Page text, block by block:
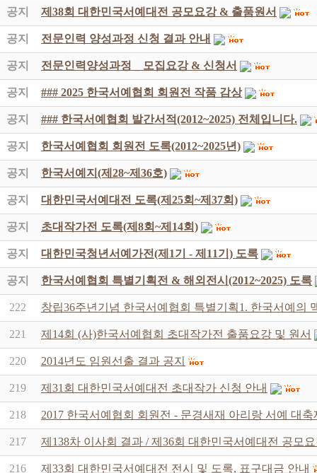
공지 제38회 대한민국서예대전 공모요강 & 출품원서
공지 전문인력 양성과정 신청 결과 안내
공지 전문인력양성과정 _ 모집요강 & 신청서
공지 ### 2025 한국서예협회 회원전 작품 감상
공지 ### 한국서예협회 발간서적(2012~2025) 전체입니다.
공지 한국서예협회 회원전 도록(2012~2025년)
공지 한국서예지(제28~제36호)
공지 대한민국서예대전 도록(제25회~제37회)
공지 초대작가전 도록(제8회~제14회)
공지 대한민국청년서예가전(제1기 - 제11기) 도록
공지 한국서예협회 특별기획전 & 해외전시(2012~2025) 도록
222 창립36주년기념 한국서예협회 특별기획1. 한국서예의
221 제14회 (사)한국서예협회 초대작가전 출품요강 및 원서
220 2014년도 임원선출 결과 공지
219 제31회 대한민국서예대전 초대작가 신청 안내
218 2017 한국서예협회 회원전 - 문경새재 아리랑 서예 대축
217 제138차 이사회 결과 / 제36회 대한민국서예대전 공모
216 제33회 대한민국서예대전 전시 및 도록, 표구대금 안내